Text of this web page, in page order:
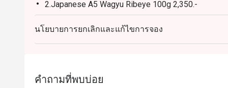
2.Japanese A5 Wagyu Ribeye 100g 2,350.-
3.Wagyu Prime Rib 900g 5,800.-
4.Wagyu Striploin Steak 250 g 1,850.-
5.Pork Chop with Capsicum Puree & Pineapple
นโยบายการยกเลิกและแก้ไขการจอง
คำถามที่พบบ่อย